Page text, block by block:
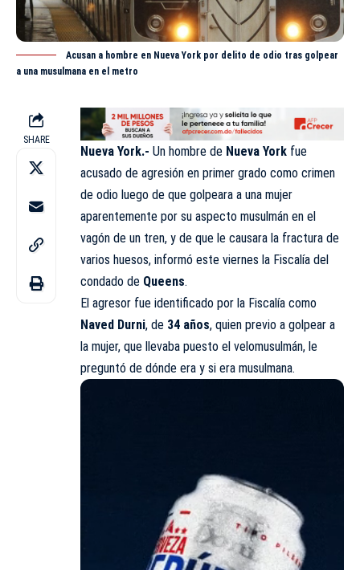
Acusan a hombre en Nueva York por delito de odio tras golpear
a una musulmana en el metro
SHARE
Nueva York.- Un hombre de Nueva York fue
acusado de agresión en primer grado como crimen
de odio luego de que golpeara a una mujer
aparentemente por su aspecto musulmán en el
vagón de un tren, y de que le causara la fractura de
varios huesos, informó este viernes la Fiscalía del
condado de Queens.
El agresor fue identificado por la Fiscalía como
Naved Durni, de 34 años, quien previo a golpear a
la mujer, que llevaba puesto el velomusulmán, le
preguntó de dónde era y si era musulmana.